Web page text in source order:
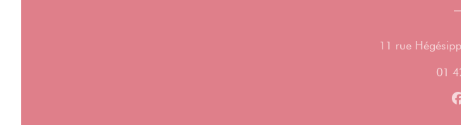
11 rue
01